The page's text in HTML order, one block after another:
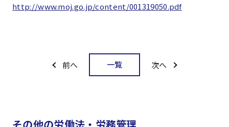
http://www.moj.go.jp/content/001319050.pdf
前へ 一覧 次へ
その他の労働法・労務管理